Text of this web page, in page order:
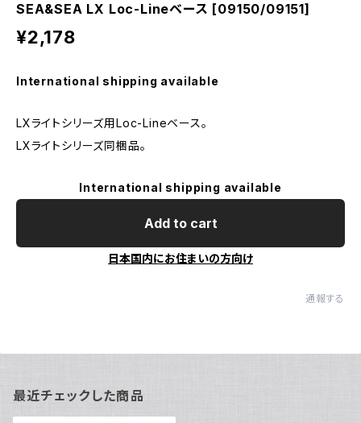
SEA&SEA LX Loc-Lineベース [09150/09151]
¥2,178
International shipping available
LXライトシリーズ用Loc-Lineベース。
LXライトシリーズ同梱品。
International shipping available
Add to cart
日本国内にお住まいの方向け
通報する
最近チェックした商品